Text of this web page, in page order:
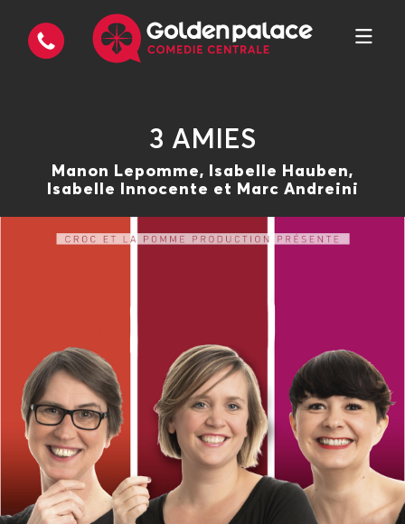
3 AMIES
Manon Lepomme, Isabelle Hauben,
Isabelle Innocente et Marc Andreini